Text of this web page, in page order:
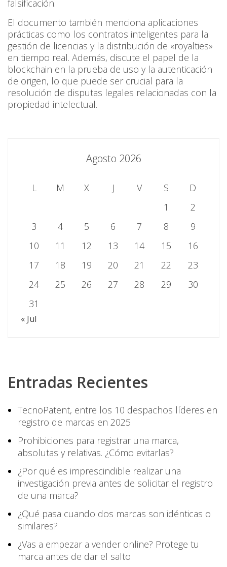
falsificación.
El documento también menciona aplicaciones
prácticas como los contratos inteligentes para la
gestión de licencias y la distribución de «royalties»
en tiempo real. Además, discute el papel de la
blockchain en la prueba de uso y la autenticación
de origen, lo que puede ser crucial para la
resolución de disputas legales relacionadas con la
propiedad intelectual.
Agosto 2026
L M X J V S
D
1
2
3
4 5 6 7 8
9
10
11 12 13 14 15
16
17
18 19 20 21 22
23
24
25 26 27 28 29
30
31
« Jul
Entradas Recientes
TecnoPatent, entre los 10 despachos líderes en
registro de marcas en 2025
Prohibiciones para registrar una marca,
absolutas y relativas. ¿Cómo evitarlas?
¿Por qué es imprescindible realizar una
investigación previa antes de solicitar el registro
de una marca?
¿Qué pasa cuando dos marcas son idénticas o
similares?
¿Vas a empezar a vender online? Protege tu
marca antes de dar el salto